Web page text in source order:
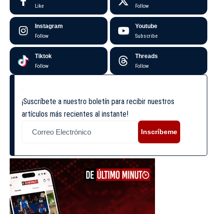
Like Follow
Instagram
Follow
Youtube
Subscribe
Tiktok
Follow
Threads
Follow
¡Suscríbete a nuestro boletín para recibir nuestros
artículos más recientes al instante!
Inscríbeme